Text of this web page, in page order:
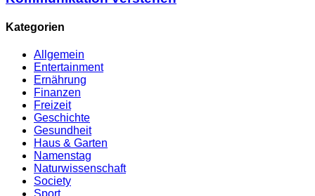
Kategorien
Allgemein
Entertainment
Ernährung
Finanzen
Freizeit
Geschichte
Gesundheit
Haus & Garten
Namenstag
Naturwissenschaft
Society